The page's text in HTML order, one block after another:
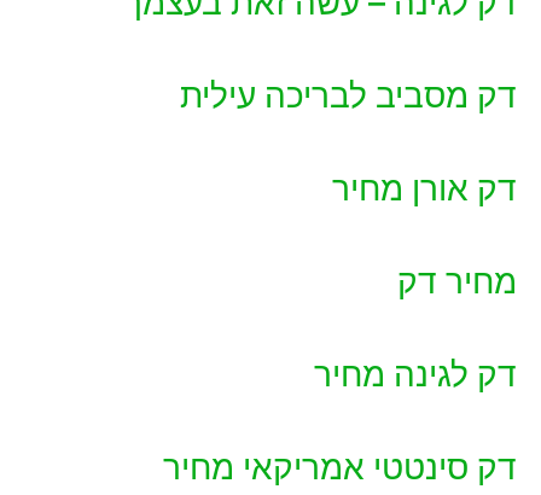
דק מסביב לבריכה עילית
דק אורן מחיר
מחיר דק
דק לגינה מחיר
דק סינטטי אמריקאי מחיר